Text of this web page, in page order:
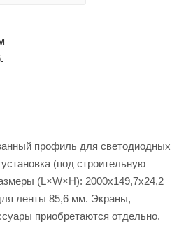
профиль для светодиодных
(под строительную
(L×W×H): 2000x149,7x24,2
ленты 85,6 мм. Экраны,
приобретаются отдельно.